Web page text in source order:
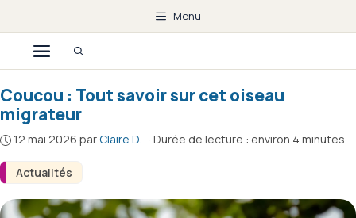
au
contenu
Menu
Menu
Actualités
Coucou : Tout savoir sur cet oiseau
migrateur
12 mai 2026 par Claire D. · Durée de lecture : environ 4 minutes